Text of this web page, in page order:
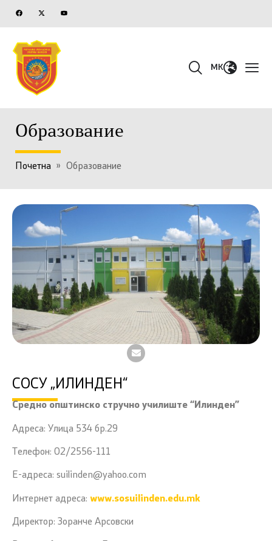
MK
Образование
Почетна » Образование
СОСУ „ИЛИНДЕН“
Средно општинско стручно училиште “Илинден”
Адреса: Улица 534 бр.29
Телефон: 02/2556-111
Е-адреса: suilinden@yahoo.com
Интернет адреса: www.sosuilinden.edu.mk
Директор: Зоранче Арсовски